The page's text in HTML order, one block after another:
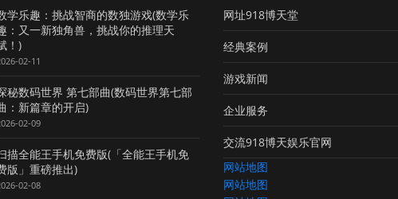
学乐趣：挑战智商的数独游戏(数学乐
：又一新独角兽，挑战你的推理天
！)
02-11
秘数码世界 第七部曲(数码世界第七部
：新篇章的开启)
02-09
描全能王手机免费版(「全能王手机免
版」重磅推出)
02-08
网址918博天堂
经典案例
游戏新闻
企业服务
交流918博天娱乐官网
网站地图
网站地图